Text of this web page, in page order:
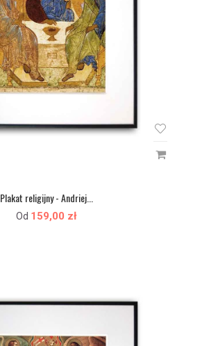
Plakat religijny - Andriej...
Od 159,00 zł